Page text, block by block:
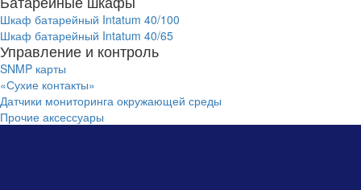
Шкаф батарейный Intatum 40/100
Шкаф батарейный Intatum 40/65
Управление и контроль
SNMP карты
«Сухие контакты»
Датчики мониторинга окружающей среды
Прочие аксессуары